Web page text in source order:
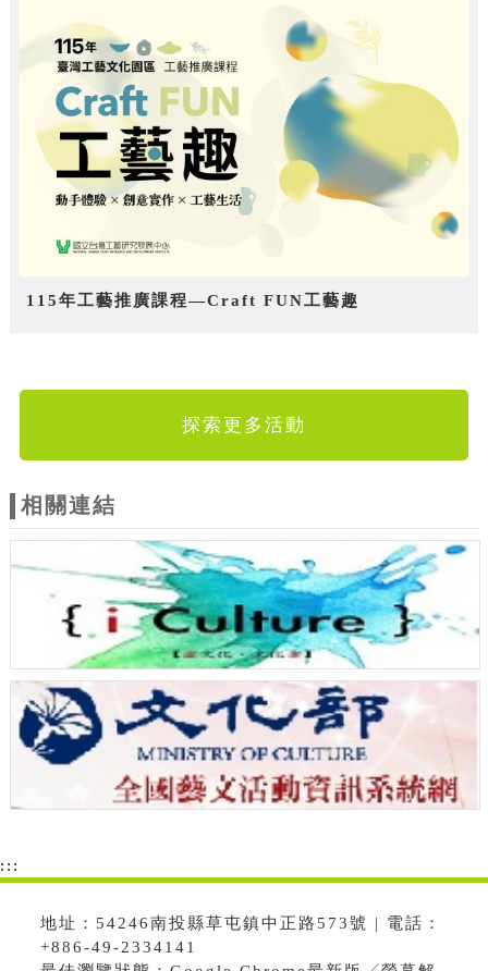
115年工藝推廣課程—Craft FUN工藝趣
探索更多活動
相關連結
:::
地址：54246南投縣草屯鎮中正路573號 | 電話：
+886-49-2334141